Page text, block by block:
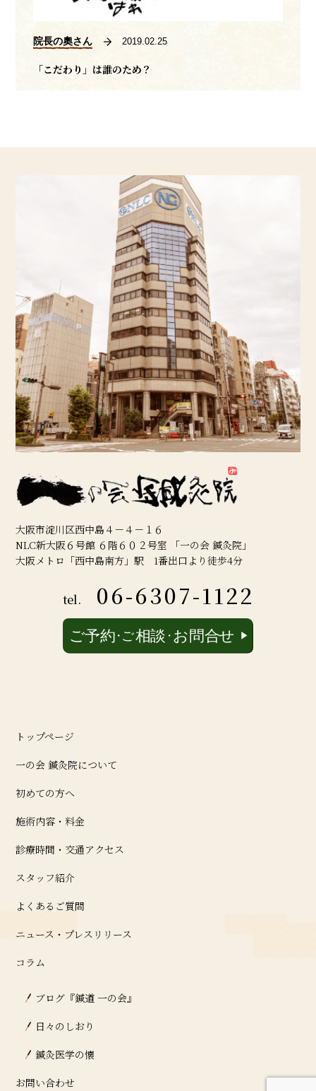
院長の奧さん 2019.02.25
「こだわり」は誰のため？
大阪市淀川区西中島４－４－１６
NLC新大阪６号館 ６階６０２号室 「一の会 鍼灸院」
大阪メトロ「西中島南方」駅 1番出口より徒歩4分
tel. 06-6307-1122
トップページ
一の会 鍼灸院について
初めての方へ
施術内容・料金
診療時間・交通アクセス
スタッフ紹介
よくあるご質問
ニュース・プレスリリース
コラム
ブログ『鍼道 ⼀の会』
日々のしおり
鍼灸医学の懐
お問い合わせ